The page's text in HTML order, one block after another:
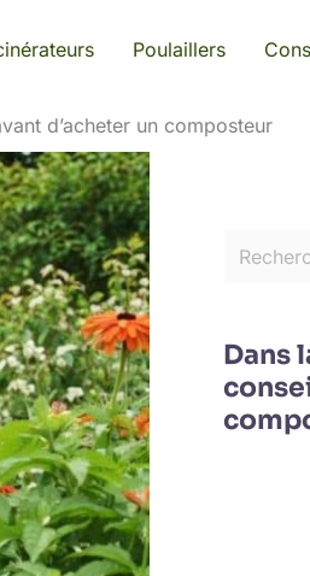
Poulaillers
d’acheter un composteur
Dans